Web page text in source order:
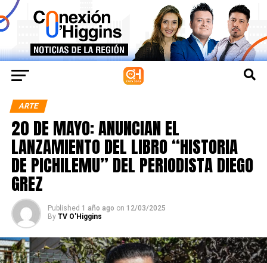
ARTE
20 DE MAYO: ANUNCIAN EL
LANZAMIENTO DEL LIBRO “HISTORIA
DE PICHILEMU” DEL PERIODISTA DIEGO
GREZ
Published 1 año ago on 12/03/2025
By TV O'Higgins